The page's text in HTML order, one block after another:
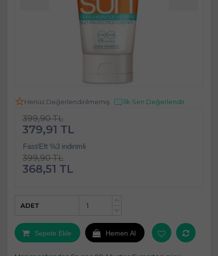
Henüz Değerlendirilmemiş İlk Sen Değerlendir
399,90 TL
379,91 TL
Fast/Eft %3 indirimli
399,90 TL
368,51 TL
+
ADET
Sepete Ekle Hemen Al